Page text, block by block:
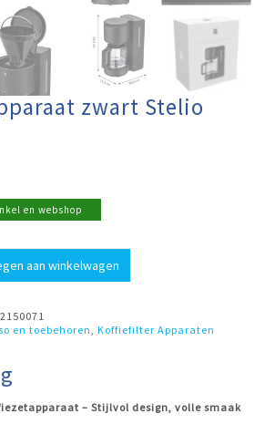
zwart Stelio
en webshop
aan winkelwagen
en toebehoren ,Koffiefilter Apparaten
– Stijlvol design, volle smaak